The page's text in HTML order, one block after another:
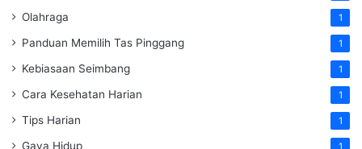
Olahraga 1
Panduan Memilih Tas Pinggang 1
Kebiasaan Seimbang 1
Cara Kesehatan Harian 1
Tips Harian 1
Gaya Hidup 1